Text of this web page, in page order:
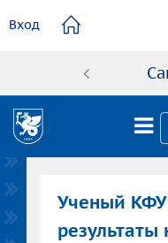
содержанию
Вход
Ученый КФУ
результаты